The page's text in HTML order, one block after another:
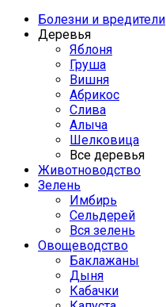
Болезни и вредители
Деревья
Яблоня
Груша
Вишня
Абрикос
Слива
Алыча
Шелковица
Все деревья
Животноводство
Зелень
Имбирь
Сельдерей
Вся зелень
Овощеводство
Баклажаны
Дыня
Кабачки